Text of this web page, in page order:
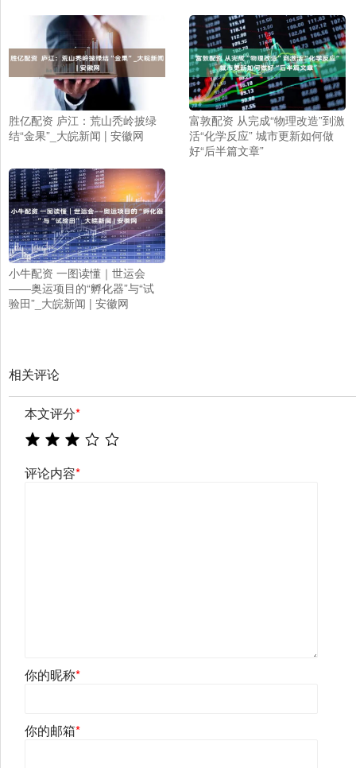
胜亿配资 庐江：荒山秃岭披绿
结“金果”_大皖新闻 | 安徽网
富敦配资 从完成“物理改造”到激
活“化学反应” 城市更新如何做
好“后半篇文章”
小牛配资 一图读懂｜世运会
——奥运项目的“孵化器”与“试
验田”_大皖新闻 | 安徽网
相关评论
本文评分*
评论内容*
你的昵称*
你的邮箱*